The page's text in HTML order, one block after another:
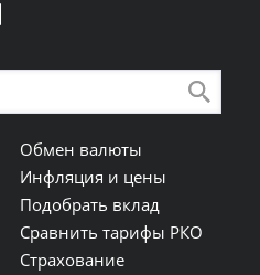
Обмен валюты
Инфляция и цены
Подобрать вклад
Сравнить тарифы РКО
Страхование